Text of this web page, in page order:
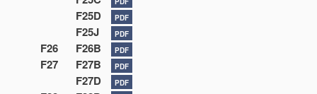
F25D PDF
F25J PDF
F26 F26B PDF
F27 F27B PDF
F27D PDF